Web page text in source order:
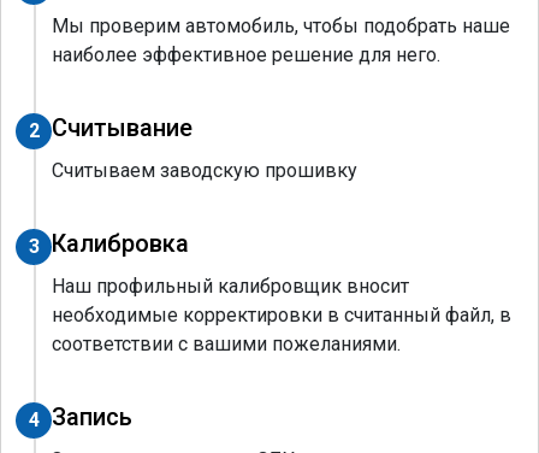
Мы проверим автомобиль, чтобы подобрать наше
наиболее эффективное решение для него.
2 Считывание
Считываем заводскую прошивку
3 Калибровка
Наш профильный калибровщик вносит
необходимые корректировки в считанный файл, в
соответствии с вашими пожеланиями.
4 Запись